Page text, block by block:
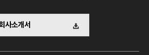
사소개서